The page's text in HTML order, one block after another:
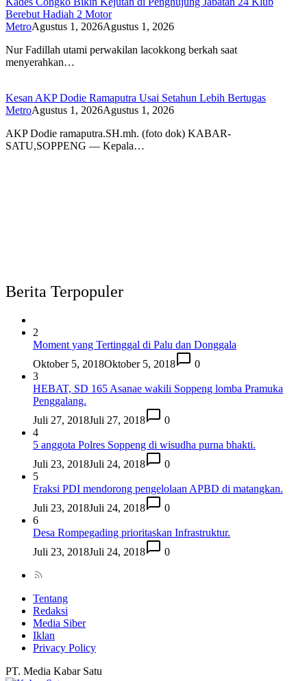
Berebut Hadiah 2 Motor
MetroAgustus 1, 2026Agustus 1, 2026
Nur Fadillah utami perwakilan lacokkong berkah saat
menyerahkan…
Kesan AKP Dodie Ramaputra Usai Setahun Lebih Bertugas
MetroAgustus 1, 2026Agustus 1, 2026
AKP Dodie ramaputra.SH.mh. (foto dok) KABAR-
SATU,SOPPENG — Kepala…
Berita Terpopuler
2
Moment yang Tertinggal di Palu dan Donggala
Oktober 5, 2018Oktober 5, 2018
0
3
HEBAT, SD 165 Asanae wakili Soppeng lomba Pramuka
Penggalang.
Juli 27, 2018Juli 27, 2018
0
4
5 anggota Polres Soppeng di wisudha purna bhakti.
Juli 23, 2018Juli 24, 2018
0
5
Fraksi PDI mendorong pengelolaan APBD di matangkan.
Juli 23, 2018Juli 24, 2018
0
6
Desa Rompegading prioritaskan Infrastruktur.
Juli 23, 2018Juli 24, 2018 0
Tentang
Redaksi
Media Siber
Iklan
Privacy Policy
PT. Media Kabar Satu